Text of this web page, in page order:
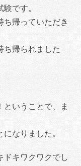
です。
ち帰っていただき
ち帰られました
いうことで、ま
なりました。
ドキワクワクでし